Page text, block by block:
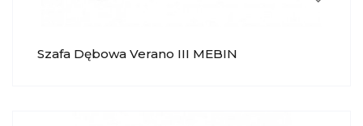
Szafa Dębowa Verano III MEBIN